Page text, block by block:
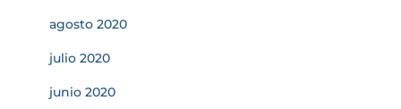
agosto 2020
julio 2020
junio 2020